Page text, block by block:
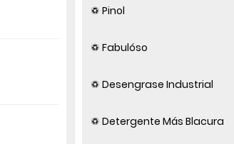
♽ Pinol
♽ Fabulóso
♽ Desengrase Industrial
♽ Detergente Más Blacura